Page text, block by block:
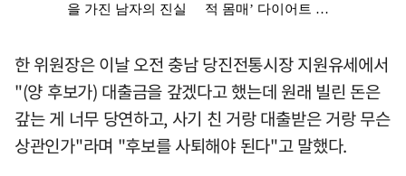
한 위원장은 이날 오전 충남 당진전통시장 지원유세에서
"(양 후보가) 대출금을 갚겠다고 했는데 원래 빌린 돈은
갚는 게 너무 당연하고, 사기 친 거랑 대출받은 거랑 무슨
상관인가"라며 "후보를 사퇴해야 된다"고 말했다.